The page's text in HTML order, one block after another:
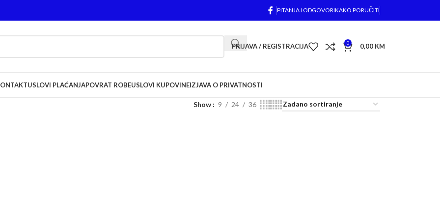
PITANJA I ODGOVORIKAKO PORUČITI
PRIJAVA / REGISTRACIJA 0 0,00 KM
USLOVI PLAĆANJAPOVRAT ROBEUSLOVI KUPOVINEIZJAVA O PRIVATNOSTI
Show 9 24 36